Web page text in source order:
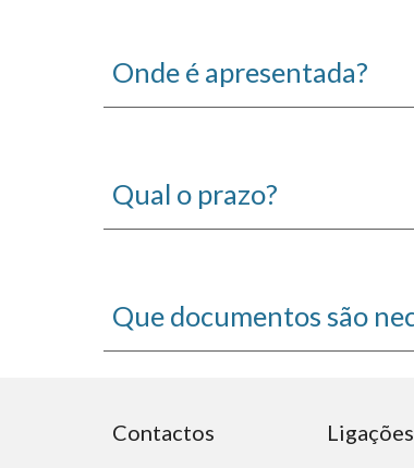
Onde é apresentada?
Qual o prazo?
Que documentos são
Contactos